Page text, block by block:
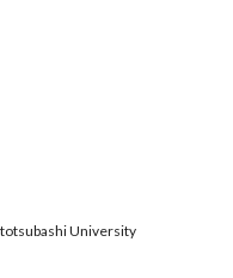
University